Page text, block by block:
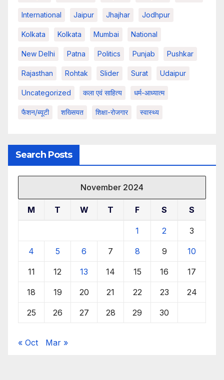
International Jaipur Jhajhar Jodhpur
Kolkata Kolkata Mumbai National
New Delhi Patna Politics Punjab Pushkar
Rajasthan Rohtak Slider Surat Udaipur
Uncategorized कला एवं साहित्य धर्म-आध्यात्म
फैशन/ब्यूटी शख्सियत शिक्षा-रोजगार स्वास्थ्य
Search Posts
November 2024
M T W T F S S
1 2 3
4 5 6 7 8 9 10
11 12 13 14 15 16 17
18 19 20 21 22 23 24
25 26 27 28 29 30
« Oct Mar »